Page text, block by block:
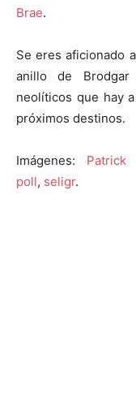
Brae.
Se eres aficionado
anillo de Brodgar
neolíticos que hay
próximos destinos.
Imágenes: Patrick
poll, seligr.